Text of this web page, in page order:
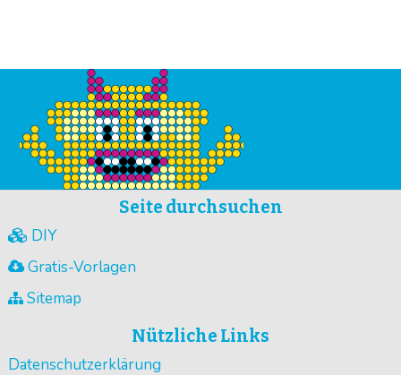
Seite durchsuchen
DIY
Gratis-Vorlagen
Sitemap
Nützliche Links
Datenschutzerklärung